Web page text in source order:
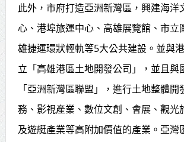
此外，市府打造亞洲新灣區，興建海洋
心、港埠旅運中心、高雄展覽館、市立
雄捷運環狀輕軌等5大公共建設。並與
立「高雄港區土地開發公司」，並且與
「亞洲新灣區聯盟」，進行土地整體
務、影視產業、數位文創、會展、觀光
及遊艇產業等高附加價值的產業。亞灣